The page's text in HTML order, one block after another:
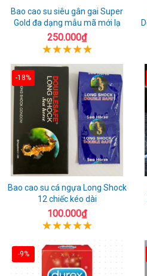
Bao cao su siêu gân gai Super
Gold đa dạng mẫu mã mới lạ
250.000₫
-18%
Bao cao su cá ngựa Long Shock
12 chiếc kéo dài
100.000₫
-9%